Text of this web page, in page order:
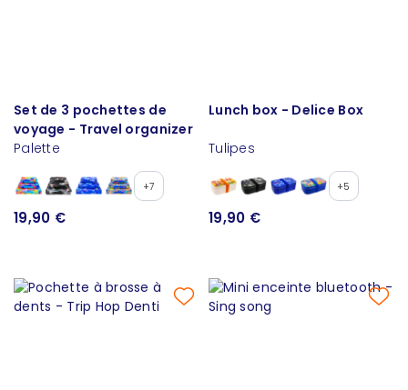
Set de 3 pochettes de
voyage - Travel organizer
Palette
+7
19,90 €
Lunch box - Delice Box
Tulipes
+5
19,90 €